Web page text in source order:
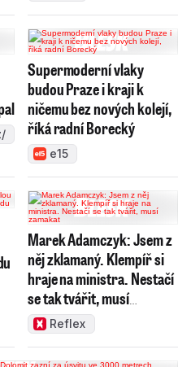
Supermoderní vlaky
budou Praze i kraji k
ničemu bez nových kolejí,
říká radní Borecký
e15
Marek Adamczyk: Jsem z
něj zklamaný. Klempíř si
hraje na ministra. Nestačí
se tak tvářit, musí
zamakat
Reflex